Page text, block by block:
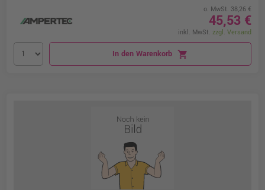
o. MwSt. 38,26 €
45,53 €
inkl. MwSt. zzgl. Versand
In den Warenkorb shopping_cart